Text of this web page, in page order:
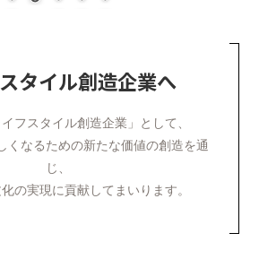
タイル創造企業へ
フスタイル創造企業」として、
くなるための新たな価値の創造を通
じ、
の実現に貢献してまいります。